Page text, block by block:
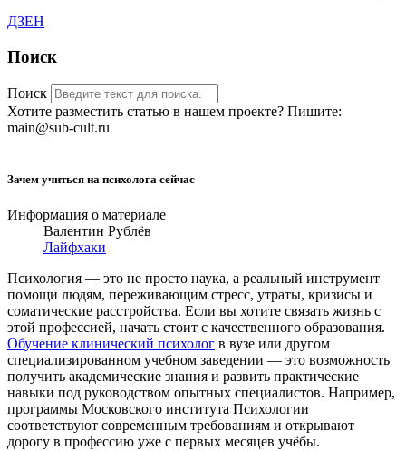
ДЗЕН
Поиск
Поиск
Хотите разместить статью в нашем проекте? Пишите:
main@sub-cult.ru
Зачем учиться на психолога сейчас
Информация о материале
Валентин Рублёв
Лайфхаки
Психология — это не просто наука, а реальный инструмент
помощи людям, переживающим стресс, утраты, кризисы и
соматические расстройства. Если вы хотите связать жизнь с
этой профессией, начать стоит с качественного образования.
Обучение клинический психолог в вузе или другом
специализированном учебном заведении — это возможность
получить академические знания и развить практические
навыки под руководством опытных специалистов. Например,
программы Московского института Психологии
соответствуют современным требованиям и открывают
дорогу в профессию уже с первых месяцев учёбы.